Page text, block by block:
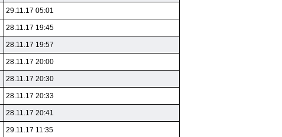
29.11.17 05:01
28.11.17 19:45
28.11.17 19:57
28.11.17 20:00
28.11.17 20:30
28.11.17 20:33
28.11.17 20:41
29.11.17 11:35